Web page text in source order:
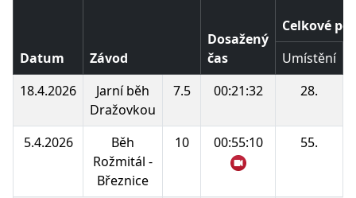
Datum Závod
Dosažený
čas
Celkové
Umístění
18.4.2026
Jarní běh
Dražovkou
7.5 00:21:32 28.
5.4.2026
Běh
Rožmitál -
Březnice
10 00:55:10 55.